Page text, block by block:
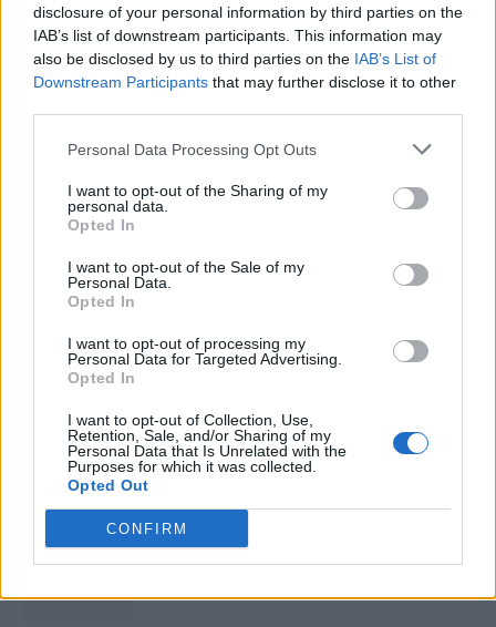
disclosure of your personal information by third parties on the
IAB’s list of downstream participants. This information may
also be disclosed by us to third parties on the IAB’s List of
Downstream Participants that may further disclose it to other
Personal Data Processing Opt Outs
I want to opt-out of the Sharing of my
personal data.
Opted In
I want to opt-out of the Sale of my
Personal Data.
Opted In
I want to opt-out of processing my
Personal Data for Targeted Advertising.
Opted In
I want to opt-out of Collection, Use,
Retention, Sale, and/or Sharing of my
Personal Data that Is Unrelated with the
Purposes for which it was collected.
Opted Out
CONFIRM
Destaques:
Bemposta –...
- 5 de Agosto, 2026
“Três dias de festa, música e tradição em Vale de Horta.”